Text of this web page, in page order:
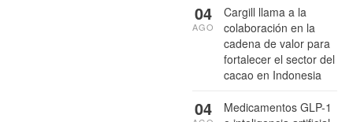
Cargill llama a la
colaboración en la
cadena de valor para
fortalecer el sector del
cacao en Indonesia
04
AGO
Medicamentos GLP-1
04